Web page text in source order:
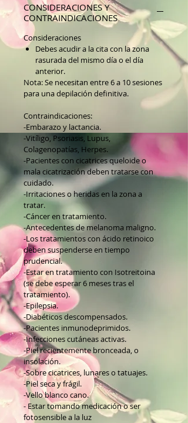
CONSIDERACIONES Y
CONTRAINDICACIONES
Consideraciones
Debes acudir a la cita con la zona
rasurada del mismo día o el día
anterior.
Nota: Se necesitan entre 6 a 10 sesiones
para una depilación definitiva.
Contraindicaciones:
-Embarazo y lactancia.
-Vitíligo, Psoriasis, Lupus,
Colagenopatías, Herpes.
-Pacientes con cicatrices queloide o
mala cicatrización deben tratarse con
cuidado.
-Irritaciones o heridas en la zona a
tratar.
-Cáncer en tratamiento.
-Antecedentes de melanoma maligno.
-Los tratamientos con ácido retinoico
deben suspenderse en tiempo
prudencial.
-Estar en tratamiento con Isotreitoina
(se debe esperar 6 meses tras el
tratamiento).
-Epilepsia.
-Diabéticos descompensados.
-Pacientes inmunodeprimidos.
-Infecciones cutáneas activas.
-Piel recientemente bronceada, o
insolación.
-Sobre cicatrices, lunares o tatuajes.
-Piel seca y frágil.
-Vello blanco cano.
- Estar tomando medicación o ser
fotosensible a la luz